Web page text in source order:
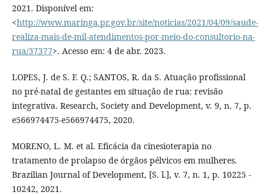
2021. Disponível em:
<http://www.maringa.pr.gov.br/site/noticias/2021/04/09/saude-
realiza-mais-de-mil-atendimentos-por-meio-do-consultorio-na-
rua/37377>. Acesso em: 4 de abr. 2023.
LOPES, J. de S. F. Q.; SANTOS, R. da S. Atuação profissional
no pré-natal de gestantes em situação de rua: revisão
integrativa. Research, Society and Development, v. 9, n. 7, p.
e566974475-e566974475, 2020.
MORENO, L. M. et al. Eficácia da cinesioterapia no
tratamento de prolapso de órgãos pélvicos em mulheres.
Brazilian Journal of Development, [S. l.], v. 7, n. 1, p. 10225 -
10242, 2021.